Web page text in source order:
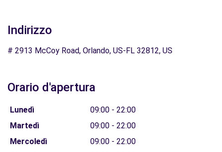
Indirizzo
# 2913 McCoy Road, Orlando, US-FL 32812, US
Orario d'apertura
Lunedì
09:00 - 22:00
Martedì
09:00 - 22:00
Mercoledì
09:00 - 22:00